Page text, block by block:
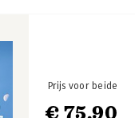
€ 75,90
Prijs voor beide